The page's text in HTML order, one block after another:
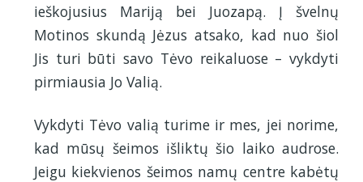
ieškojusius Mariją bei Juozapą. Į švelnų
Motinos skundą Jėzus atsako, kad nuo šiol
Jis turi būti savo Tėvo reikaluose – vykdyti
pirmiausia Jo Valią.
Vykdyti Tėvo valią turime ir mes, jei norime,
kad mūsų šeimos išliktų šio laiko audrose.
Jeigu kiekvienos šeimos namų centre kabėtų